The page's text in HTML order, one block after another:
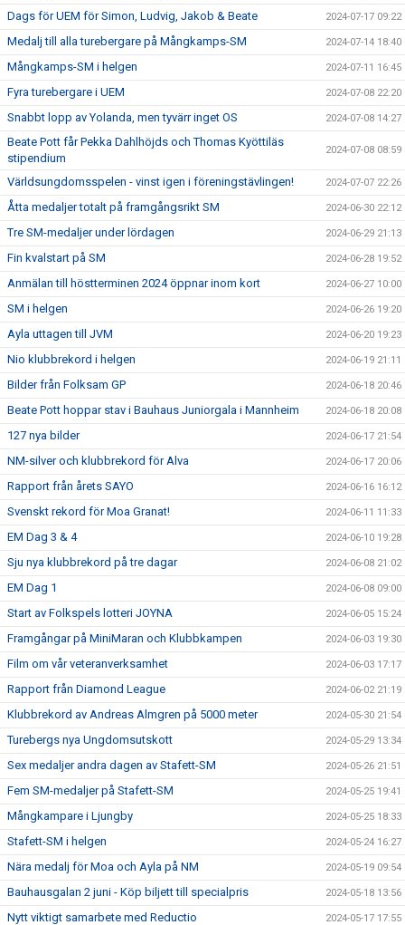
Dags för UEM för Simon, Ludvig, Jakob & Beate 2024-07-17 09:22
Medalj till alla turebergare på Mångkamps-SM 2024-07-14 18:40
Mångkamps-SM i helgen 2024-07-11 16:45
Fyra turebergare i UEM 2024-07-08 22:20
Snabbt lopp av Yolanda, men tyvärr inget OS 2024-07-08 14:27
Beate Pott får Pekka Dahlhöjds och Thomas Kyöttiläs
stipendium
2024-07-08 08:59
Världsungdomsspelen - vinst igen i föreningstävlingen! 2024-07-07 22:26
Åtta medaljer totalt på framgångsrikt SM 2024-06-30 22:12
Tre SM-medaljer under lördagen 2024-06-29 21:13
Fin kvalstart på SM 2024-06-28 19:52
Anmälan till höstterminen 2024 öppnar inom kort 2024-06-27 10:00
SM i helgen 2024-06-26 19:20
Ayla uttagen till JVM 2024-06-20 19:23
Nio klubbrekord i helgen 2024-06-19 21:11
Bilder från Folksam GP 2024-06-18 20:46
Beate Pott hoppar stav i Bauhaus Juniorgala i Mannheim 2024-06-18 20:08
127 nya bilder 2024-06-17 21:54
NM-silver och klubbrekord för Alva 2024-06-17 20:06
Rapport från årets SAYO 2024-06-16 16:12
Svenskt rekord för Moa Granat! 2024-06-11 11:33
EM Dag 3 & 4 2024-06-10 19:28
Sju nya klubbrekord på tre dagar 2024-06-08 21:02
EM Dag 1 2024-06-08 09:00
Start av Folkspels lotteri JOYNA 2024-06-05 15:24
Framgångar på MiniMaran och Klubbkampen 2024-06-03 19:30
Film om vår veteranverksamhet 2024-06-03 17:17
Rapport från Diamond League 2024-06-02 21:19
Klubbrekord av Andreas Almgren på 5000 meter 2024-05-30 21:54
Turebergs nya Ungdomsutskott 2024-05-29 13:34
Sex medaljer andra dagen av Stafett-SM 2024-05-26 21:51
Fem SM-medaljer på Stafett-SM 2024-05-25 19:41
Mångkampare i Ljungby 2024-05-25 18:33
Stafett-SM i helgen 2024-05-24 16:27
Nära medalj för Moa och Ayla på NM 2024-05-19 09:54
Bauhausgalan 2 juni - Köp biljett till specialpris 2024-05-18 13:56
Nytt viktigt samarbete med Reductio 2024-05-17 17:55